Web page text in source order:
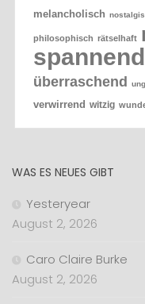
melancholisch
philosophisch rätselhaft
spannend
überraschend
verwirrend witzig
WAS ES NEUES GIBT
Yesteryear
August 2, 2026
Caro Claire Burke
August 2, 2026